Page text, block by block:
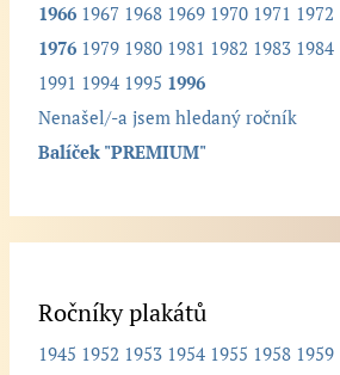
1966 1967 1968 1969 1970 1971 1972
1976 1979 1980 1981 1982 1983 1984
1991 1994 1995 1996
Nenašel/-a jsem hledaný ročník
Balíček "PREMIUM"
Ročníky plakátů
1945 1952 1953 1954 1955 1958 1959